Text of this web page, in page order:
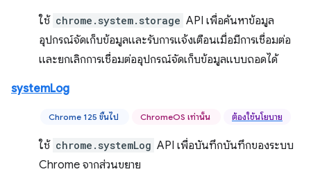
ใช้ chrome.system.storage API เพื่อค้นหาข้อมูล
อุปกรณ์จัดเก็บข้อมูลและรับการแจ้งเตือนเมื่อมีการเชื่อมต่อ
และยกเลิกการเชื่อมต่ออุปกรณ์จัดเก็บข้อมูลแบบถอดได้
systemLog
Chrome 125 ขึ้นไป ChromeOS เท่านั้น ต้องใช้นโยบาย
ใช้ chrome.systemLog API เพื่อบันทึกบันทึกของระบบ
Chrome จากส่วนขยาย